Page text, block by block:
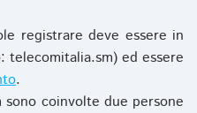
registrare deve essere in
telecomitalia.sm) ed essere
.
coinvolte due persone